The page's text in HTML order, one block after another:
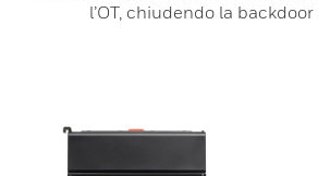
l’OT, chiudendo la